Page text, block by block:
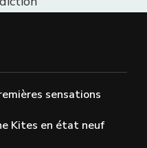
sensations
Kites en état neuf